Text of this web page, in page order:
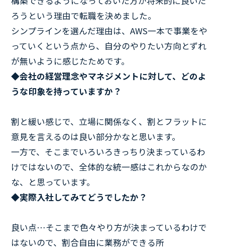
ろうという理由で転職を決めました。
シンプラインを選んだ理由は、AWS一本で事業をや
っていくという点から、自分のやりたい方向とずれ
が無いように感じたためです。
◆会社の経営理念やマネジメントに対して、どのよ
うな印象を持っていますか？
割と緩い感じで、立場に関係なく、割とフラットに
意見を言えるのは良い部分かなと思います。
一方で、そこまでいろいろきっちり決まっているわ
けではないので、全体的な統一感はこれからなのか
な、と思っています。
◆実際入社してみてどうでしたか？
良い点…そこまで色々やり方が決まっているわけで
はないので、割合自由に業務ができる所